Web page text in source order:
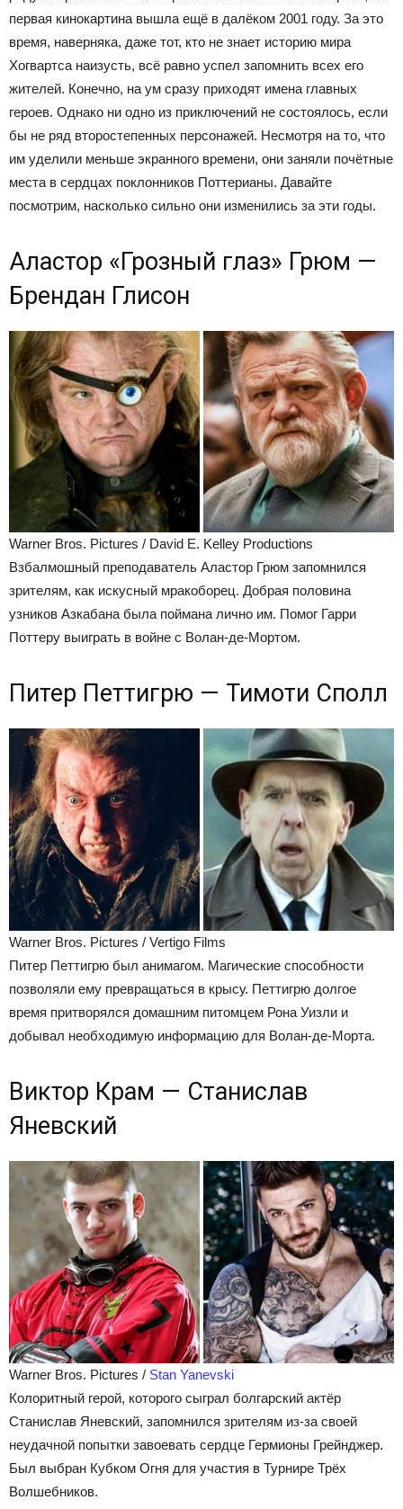
первая кинокартина вышла ещё в далёком 2001 году. За это
время, наверняка, даже тот, кто не знает историю мира
Хогвартса наизусть, всё равно успел запомнить всех его
жителей. Конечно, на ум сразу приходят имена главных
героев. Однако ни одно из приключений не состоялось, если
бы не ряд второстепенных персонажей. Несмотря на то, что
им уделили меньше экранного времени, они заняли почётные
места в сердцах поклонников Поттерианы. Давайте
посмотрим, насколько сильно они изменились за эти годы.
Аластор «Грозный глаз» Грюм —
Брендан Глисон
Warner Bros. Pictures / David E. Kelley Productions
Взбалмошный преподаватель Аластор Грюм запомнился
зрителям, как искусный мракоборец. Добрая половина
узников Азкабана была поймана лично им. Помог Гарри
Поттеру выиграть в войне с Волан-де-Мортом.
Питер Петтигрю — Тимоти Сполл
Warner Bros. Pictures / Vertigo Films
Питер Петтигрю был анимагом. Магические способности
позволяли ему превращаться в крысу. Петтигрю долгое
время притворялся домашним питомцем Рона Уизли и
добывал необходимую информацию для Волан-де-Морта.
Виктор Крам — Станислав
Яневский
Warner Bros. Pictures / Stan Yanevski
Колоритный герой, которого сыграл болгарский актёр
Станислав Яневский, запомнился зрителям из-за своей
неудачной попытки завоевать сердце Гермионы Грейнджер.
Был выбран Кубком Огня для участия в Турнире Трёх
Волшебников.